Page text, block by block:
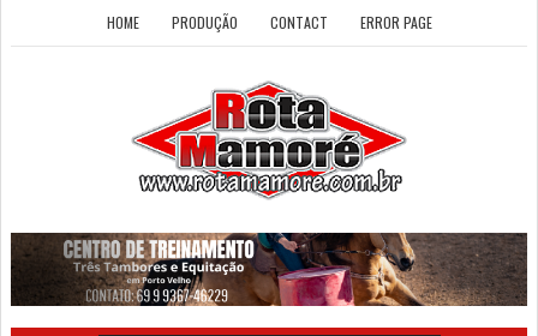
HOME PRODUÇÃO CONTACT ERROR PAGE